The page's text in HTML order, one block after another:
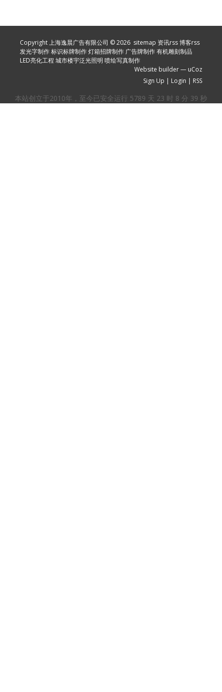
Copyright 上海逸晨广告有限公司 © 2026 sitemap 资讯rss博客rss
发光字制作标识标牌制作灯箱招牌制作 广告牌制作有机雕刻制品
LED亮化工程 城市楼宇泛光照明 喷绘写真制作
Website builder— uCoz
Sign Up | Login | RSS
本站创立于2010年，至今已安全运行 5789 天 23 时 8 分 40 秒